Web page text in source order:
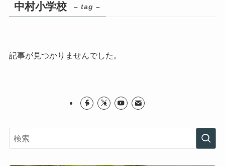
中村小学校 – tag –
記事が見つかりませんでした。